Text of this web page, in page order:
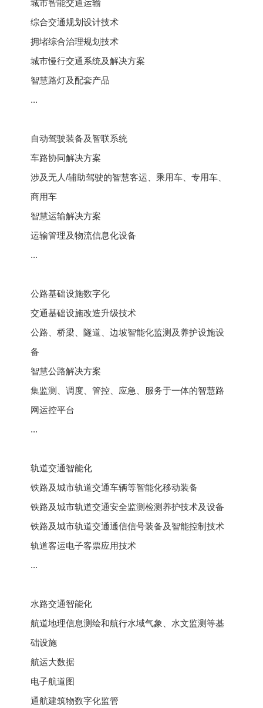
城市智能交通运输
综合交通规划设计技术
拥堵综合治理规划技术
城市慢行交通系统及解决方案
智慧路灯及配套产品
...
自动驾驶装备及智联系统
车路协同解决方案
涉及无人/辅助驾驶的智慧客运、乘用车、专用车、
商用车
智慧运输解决方案
运输管理及物流信息化设备
...
公路基础设施数字化
交通基础设施改造升级技术
公路、桥梁、隧道、边坡智能化监测及养护设施设
备
智慧公路解决方案
集监测、调度、管控、应急、服务于一体的智慧路
网运控平台
...
轨道交通智能化
铁路及城市轨道交通车辆等智能化移动装备
铁路及城市轨道交通安全监测检测养护技术及设备
铁路及城市轨道交通通信信号装备及智能控制技术
轨道客运电子客票应用技术
...
水路交通智能化
航道地理信息测绘和航行水域气象、水文监测等基
础设施
航运大数据
电子航道图
通航建筑物数字化监管